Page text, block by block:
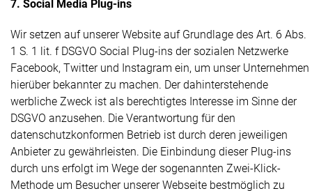
7. Social Media Plug-ins
Wir setzen auf unserer Website auf Grundlage des Art. 6 Abs.
1 S. 1 lit. f DSGVO Social Plug-ins der sozialen Netzwerke
Facebook, Twitter und Instagram ein, um unser Unternehmen
hierüber bekannter zu machen. Der dahinterstehende
werbliche Zweck ist als berechtigtes Interesse im Sinne der
DSGVO anzusehen. Die Verantwortung für den
datenschutzkonformen Betrieb ist durch deren jeweiligen
Anbieter zu gewährleisten. Die Einbindung dieser Plug-ins
durch uns erfolgt im Wege der sogenannten Zwei-Klick-
Methode um Besucher unserer Webseite bestmöglich zu